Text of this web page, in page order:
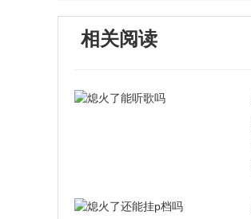
相关阅读